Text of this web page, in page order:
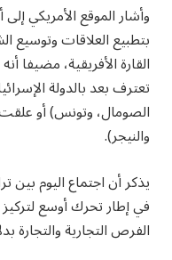
وأشار الموقع الأمريكي
بتطبيع العلاقات وتوسيع
القارة الأفريقية، مضيفا
تعترف بعد بالدولة
الصومال، وتونس) أو علقت
والنيجر).
يذكر أن اجتماع اليوم بين
في إطار تحرك أوسع لتركيز
الفرص التجارية والتجارة